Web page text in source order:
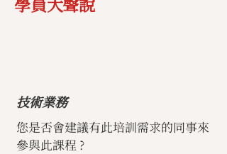
技術業務
您是否會建議有此培訓需求的同事來
參與此課程 ?